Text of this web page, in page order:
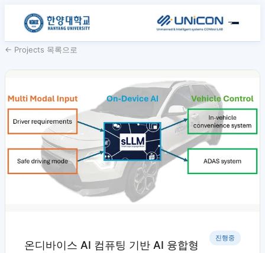
← Projects 목록으로
온디바이스 AI 컴퓨팅 기반 AI 융합형
진행중